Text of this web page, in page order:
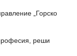
„Горско
реши